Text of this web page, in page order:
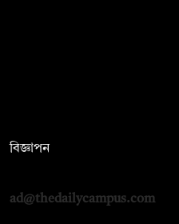
বিজ্ঞাপন
ad@thedailycampus.com